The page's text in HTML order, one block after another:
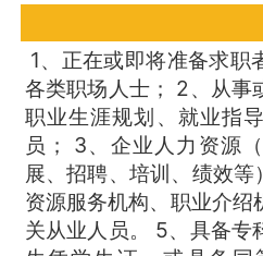
1、正在或即将准备求职
各类职场人士； 2、从事
职业生涯规划、就业指
员； 3、企业人力资源
展、招聘、培训、绩效
资源服务机构、职业介
关从业人员。 5、具备专